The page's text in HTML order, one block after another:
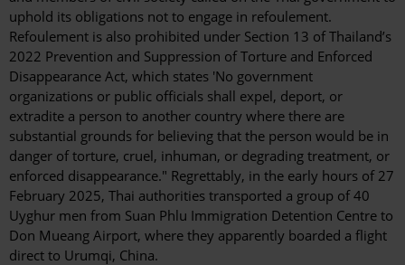
uphold its obligations not to engage in refoulement.
Refoulement is also prohibited under Section 13 of Thailand’s
2022 Prevention and Suppression of Torture and Enforced
Disappearance Act, which states 'No government
organizations or public officials shall expel, deport, or
extradite a person to another country where there are
substantial grounds for believing that the person would be in
danger of torture, cruel, inhuman, or degrading treatment, or
enforced disappearance." Regrettably, in the early hours of 27
February 2025, Thai authorities transported a group of 40
Uyghur men from Suan Phlu Immigration Detention Centre to
Don Mueang Airport, where they apparently boarded a flight
direct to Urumqi, China.